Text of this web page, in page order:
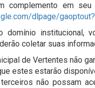
complemento em seu
dlpage/
domínio institucional,
coletar suas
de Vertentes não
estes estarão
não possam